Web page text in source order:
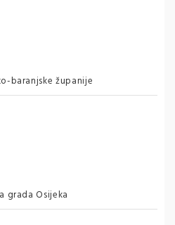
baranjske županije
grada Osijeka